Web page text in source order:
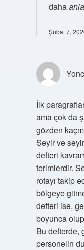
daha
Şubat 7,
İlk
ama çok da
gözden
Seyir ve
defteri
terimlerdir.
rotayı takip
bölgeye
defteri ise,
boyunca
Bu defterde,
personelin